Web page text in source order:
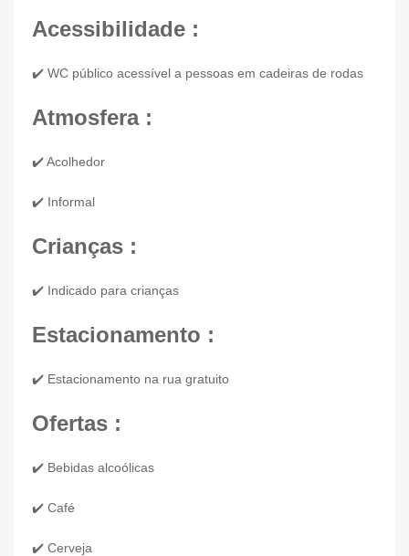
Acessibilidade :
✔️ WC público acessível a pessoas em cadeiras de rodas
Atmosfera :
✔️ Acolhedor
✔️ Informal
Crianças :
✔️ Indicado para crianças
Estacionamento :
✔️ Estacionamento na rua gratuito
Ofertas :
✔️ Bebidas alcoólicas
✔️ Café
✔️ Cerveja